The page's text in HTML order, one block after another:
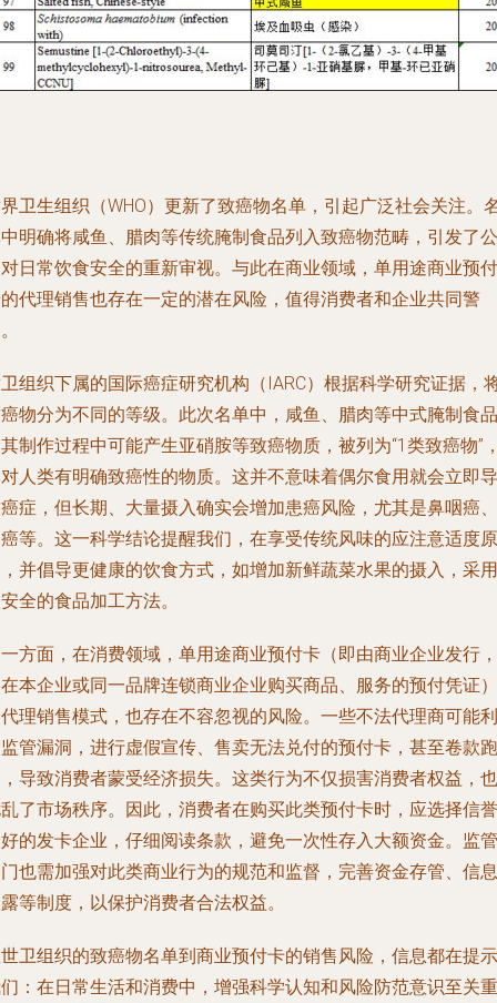
卫生组织（WHO）更新了致癌物名单，引起广泛社会关注。
明确将咸鱼、腊肉等传统腌制食品列入致癌物范畴，引发了公
日常饮食安全的重新审视。与此在商业领域，单用途商业预付
代理销售也存在一定的潜在风险，值得消费者和企业共同警
组织下属的国际癌症研究机构（IARC）根据科学研究证据，
物分为不同的等级。此次名单中，咸鱼、腊肉等中式腌制食品
制作过程中可能产生亚硝胺等致癌物质，被列为“1类致癌物”
人类有明确致癌性的物质。这并不意味着偶尔食用就会立即导
症，但长期、大量摄入确实会增加患癌风险，尤其是鼻咽癌、
等。这一科学结论提醒我们，在享受传统风味的应注意适度原
并倡导更健康的饮食方式，如增加新鲜蔬菜水果的摄入，采用
全的食品加工方法。
方面，在消费领域，单用途商业预付卡（即由商业企业发行，
本企业或同一品牌连锁商业企业购买商品、服务的预付凭证）
理销售模式，也存在不容忽视的风险。一些不法代理商可能利
管漏洞，进行虚假宣传、售卖无法兑付的预付卡，甚至卷款跑
导致消费者蒙受经济损失。这类行为不仅损害消费者权益，也
了市场秩序。因此，消费者在购买此类预付卡时，应选择信誉
的发卡企业，仔细阅读条款，避免一次性存入大额资金。监管
也需加强对此类商业行为的规范和监督，完善资金存管、信息
等制度，以保护消费者合法权益。
卫组织的致癌物名单到商业预付卡的销售风险，信息都在提示
：在日常生活和消费中，增强科学认知和风险防范意识至关重